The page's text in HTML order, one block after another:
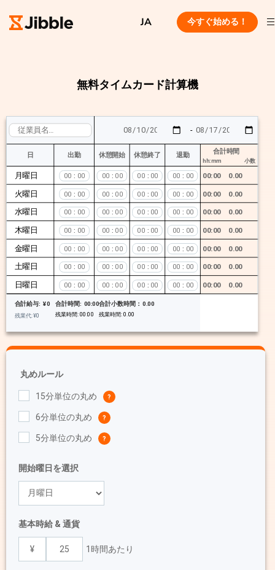
JA 今すぐ始める！
無料タイムカード計算機
-
日 出勤 休憩開始 休憩終了 退勤 合計時間
hh:mm 小数
月曜日 : : : : 00:00 0.00
火曜日 : : : : 00:00 0.00
水曜日 : : : : 00:00 0.00
木曜日 : : : : 00:00 0.00
金曜日 : : : : 00:00 0.00
土曜日 : : : : 00:00 0.00
日曜日 : : : : 00:00 0.00
合計給与: ¥0
残業代:¥0
合計時間: 00:00
残業時間: 00:00
合計小数時間： 0.00
残業時間: 0.00
丸めルール
15分単位の丸め
6分単位の丸め
5分単位の丸め
開始曜日を選択
基本時給 & 通貨
1時間あたり